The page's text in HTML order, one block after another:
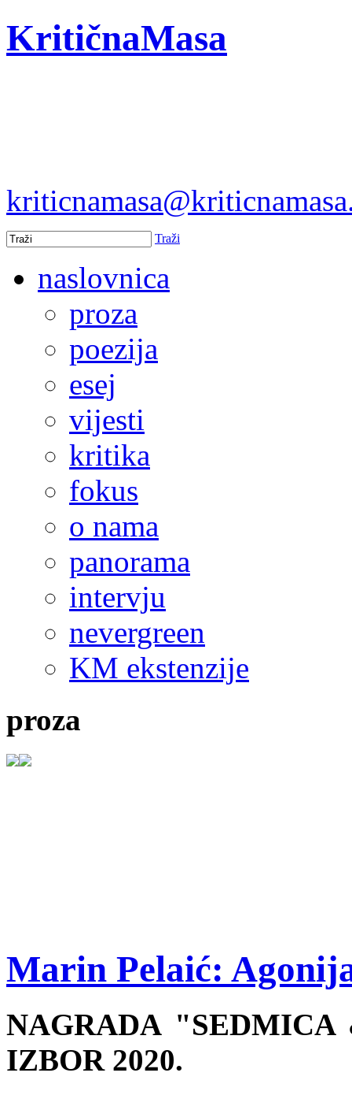
KritičnaMasa
Traži
naslovnica
proza
poezija
esej
vijesti
kritika
fokus
o nama
panorama
intervju
nevergreen
KM ekstenzije
proza
Marin Pelaić:
NAGRADA
IZBOR 2020.